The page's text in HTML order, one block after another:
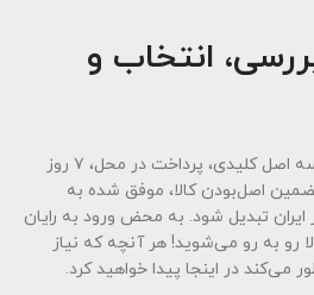
انتخاب و
رایان نور با پایبندی به سه اصل کلیدی، پرداخت در محل، ۷ روز
اصل‌بودن کالا، موفق شده به
ایران تبدیل شود. به محض ورود به رایان
رو به رو می‌شوید! هر آنچه که نیاز
می‌کند در اینجا پیدا خواهید کرد.